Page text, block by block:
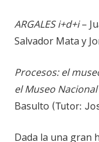
ARGALES i+d+i–
Salvador Mata y
Procesos: el
el Museo
Basulto (Tutor:
Dada la una gran